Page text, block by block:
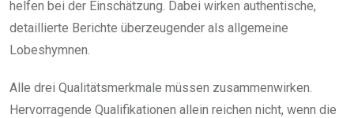
helfen bei der Einschätzung. Dabei wirken authentische,
detaillierte Berichte überzeugender als allgemeine
Lobeshymnen.
Alle drei Qualitätsmerkmale müssen zusammenwirken.
Hervorragende Qualifikationen allein reichen nicht, wenn die